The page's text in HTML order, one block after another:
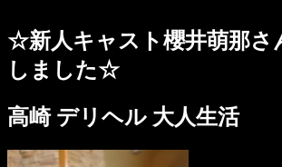
☆新人キャスト櫻井萌那さ
しました☆
高崎 デリヘル 大人生活